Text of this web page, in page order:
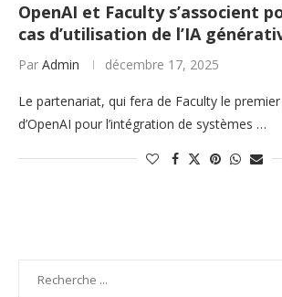
OpenAI et Faculty s’associent
cas d’utilisation de l’IA
Par Admin décembre 17, 2025
Le partenariat, qui fera de Faculty le
d’OpenAI pour l’intégration de systèmes …